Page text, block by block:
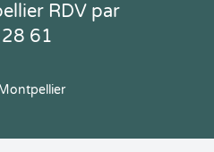
RDV par
61